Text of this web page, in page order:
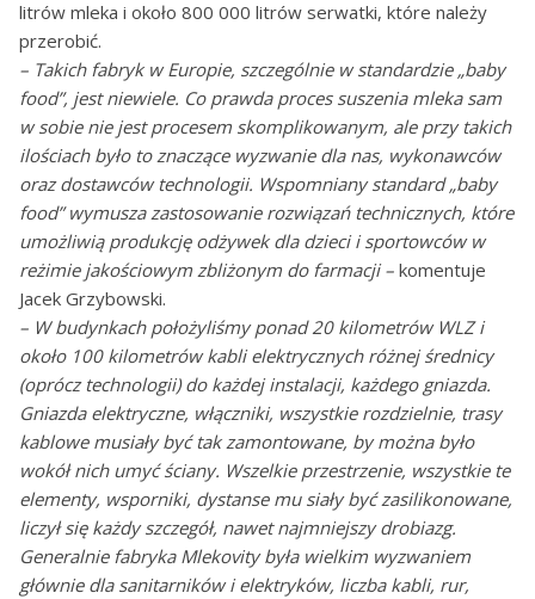
litrów mleka i około 800 000 litrów serwatki, które należy
przerobić.
– Takich fabryk w Europie, szczególnie w standardzie „baby
food”, jest niewiele. Co prawda proces suszenia mleka sam
w sobie nie jest procesem skomplikowanym, ale przy takich
ilościach było to znaczące wyzwanie dla nas, wykonawców
oraz dostawców technologii. Wspomniany standard „baby
food” wymusza zastosowanie rozwiązań technicznych, które
umożliwią produkcję odżywek dla dzieci i sportowców w
reżimie jakościowym zbliżonym do farmacji – komentuje
Jacek Grzybowski.
– W budynkach położyliśmy ponad 20 kilometrów WLZ i
około 100 kilometrów kabli elektrycznych różnej średnicy
(oprócz technologii) do każdej instalacji, każdego gniazda.
Gniazda elektryczne, włączniki, wszystkie rozdzielnie, trasy
kablowe musiały być tak zamontowane, by można było
wokół nich umyć ściany. Wszelkie przestrzenie, wszystkie te
elementy, wsporniki, dystanse mu siały być zasilikonowane,
liczył się każdy szczegół, nawet najmniejszy drobiazg.
Generalnie fabryka Mlekovity była wielkim wyzwaniem
głównie dla sanitarników i elektryków, liczba kabli, rur,